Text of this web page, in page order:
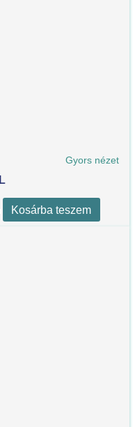
Gyors nézet
Kosárba teszem